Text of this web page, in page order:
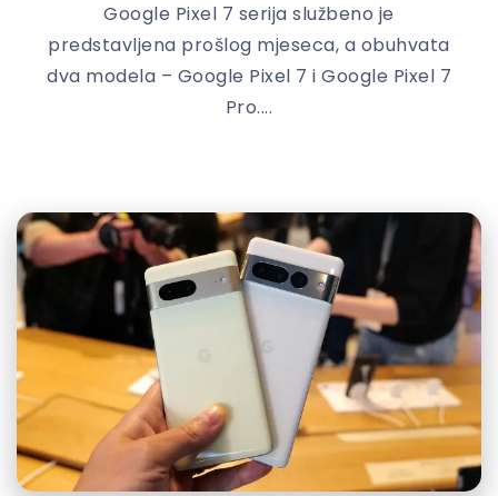
Google Pixel 7 serija službeno je
predstavljena prošlog mjeseca, a obuhvata
dva modela – Google Pixel 7 i Google Pixel 7
Pro....